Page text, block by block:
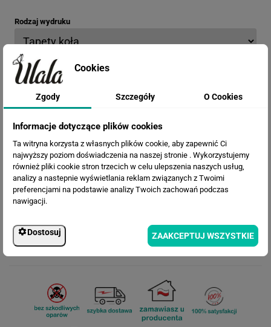
Rodzaj wydruku
Opis materiału: Chcesz go najpierw zobaczyć?
Termin realizacji
Efekty
Cookies
Zgody Szczegóły O Cookies
Informacje dotyczące plików cookies
Ta witryna korzysta z własnych plików cookie, aby zapewnić Ci
najwyższy poziom doświadczenia na naszej stronie . Wykorzystujemy
również pliki cookie stron trzecich w celu ulepszenia naszych usług,
analizy a nastepnie wyświetlania reklam związanych z Twoimi
preferencjami na podstawie analizy Twoich zachowań podczas
nawigacji.
Dostosuj ZAAKCEPTUJ WSZYSTKIE